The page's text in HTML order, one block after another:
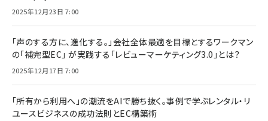
2025年12月23日 7:00
「声のする方に、進化する。」会社全体最適を目標とするワークマン
の「補完型EC」 が実践する「レビューマーケティング3.0」とは？
2025年12月17日 7:00
「所有から利用へ」の潮流をAIで勝ち抜く。事例で学ぶレンタル・リ
ユースビジネスの成功法則とEC構築術